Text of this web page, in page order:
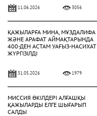
11.06.2026 3056
ҚАЖЫЛАРҒА МИНА, МҰЗДАЛИФА
ЖӘНЕ АРАФАТ АЙМАҚТАРЫНДА
400-ДЕН АСТАМ УАҒЫЗ-НАСИХАТ
ЖҮРГІЗІЛДІ
31.05.2026 1979
МИССИЯ ӨКІЛДЕРІ АЛҒАШҚЫ
ҚАЖЫЛАРДЫ ЕЛГЕ ШЫҒАРЫП
САЛДЫ